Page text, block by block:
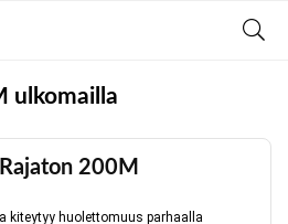
ulkomailla
Rajaton 200M
kiteytyy huolettomuus parhaalla